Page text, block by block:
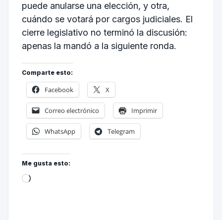
puede anularse una elección, y otra,
cuándo se votará por cargos judiciales. El
cierre legislativo no terminó la discusión:
apenas la mandó a la siguiente ronda.
Comparte esto:
Facebook X
Correo electrónico Imprimir
WhatsApp Telegram
Me gusta esto: